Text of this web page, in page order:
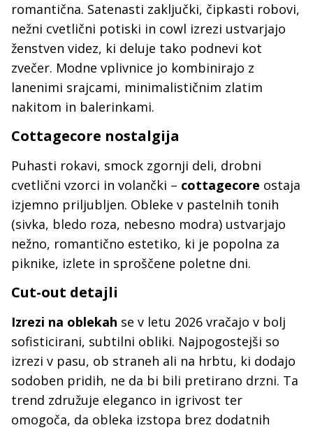
romantična. Satenasti zaključki, čipkasti robovi,
nežni cvetlični potiski in cowl izrezi ustvarjajo
ženstven videz, ki deluje tako podnevi kot
zvečer. Modne vplivnice jo kombinirajo z
lanenimi srajcami, minimalističnim zlatim
nakitom in balerinkami.
Cottagecore nostalgija
Puhasti rokavi, smock zgornji deli, drobni
cvetlični vzorci in volančki – cottagecore ostaja
izjemno priljubljen. Obleke v pastelnih tonih
(sivka, bledo roza, nebesno modra) ustvarjajo
nežno, romantično estetiko, ki je popolna za
piknike, izlete in sproščene poletne dni.
Cut-out detajli
Izrezi na oblekah se v letu 2026 vračajo v bolj
sofisticirani, subtilni obliki. Najpogostejši so
izrezi v pasu, ob straneh ali na hrbtu, ki dodajo
sodoben pridih, ne da bi bili pretirano drzni. Ta
trend združuje eleganco in igrivost ter
omogoča, da obleka izstopa brez dodatnih